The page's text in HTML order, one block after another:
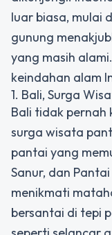
luar biasa, mulai
gunung
yang masih
keindahan alam
1. Bali, Surga
Bali tidak pernah
surga wisata
pantai yang
Sanur, dan
menikmati
bersantai di tepi